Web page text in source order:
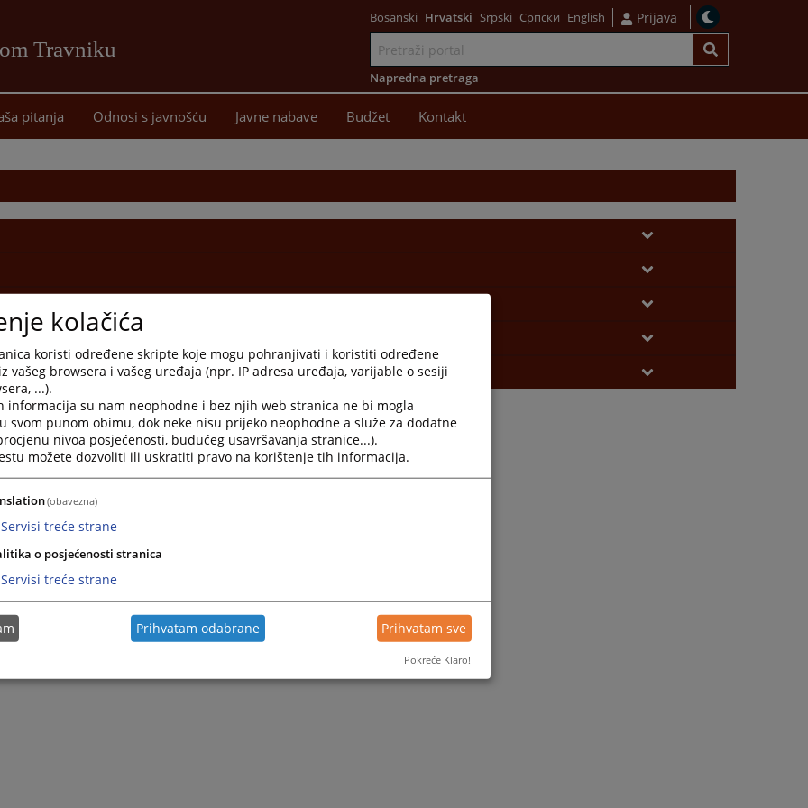
Travniku
sadržaj
Bosanski Hrvatski Srpski Српски English Prijava
Napredna pretraga
pitanja Odnosi s javnošću Javne nabave Budžet Kontakt
kolačića
koristi određene skripte koje mogu pohranjivati i koristiti određene
vašeg browsera i vašeg uređaja (npr. IP adresa uređaja, varijable o sesiji
...).
informacija su nam neophodne i bez njih web stranica ne bi mogla
svom punom obimu, dok neke nisu prijeko neophodne a služe za dodatne
nivoa posjećenosti, budućeg usavršavanja stranice...).
možete dozvoliti ili uskratiti pravo na korištenje tih informacija.
(obavezna)
Servisi treće strane
o posjećenosti stranica
Servisi treće strane
Prihvatam odabrane Prihvatam sve
Pokreće Klaro!